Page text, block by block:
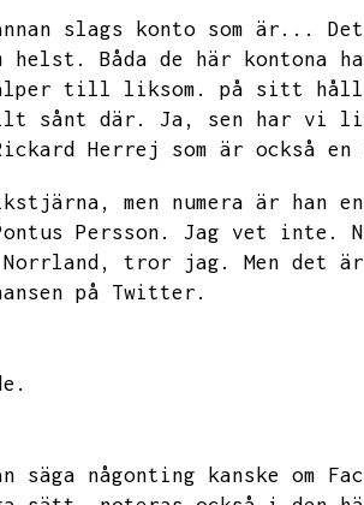
slags konto som är...
helst. Båda de här kontona
till liksom.
på sitt håll
sånt där.
Ja, sen har vi
Herrej som är också
men numera är han
Persson. Jag vet inte.
tror jag. Men det
på Twitter.
säga någonting kanske om